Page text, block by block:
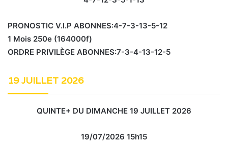
PRONOSTIC V.I.P ABONNES:4-7-3-13-5-12
1 Mois 250e (164000f)
ORDRE PRIVILÈGE ABONNES:7-3-4-13-12-5
19 JUILLET 2026
QUINTE+ DU DIMANCHE 19 JUILLET 2026
19/07/2026 15h15